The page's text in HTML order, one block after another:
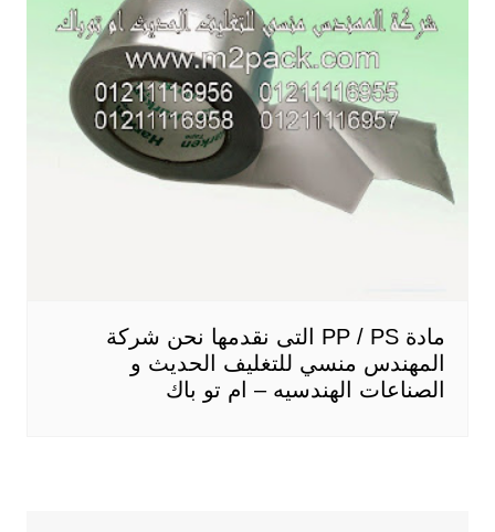
مادة PP / PS التى نقدمها نحن شركة
المهندس منسي للتغليف الحديث و
الصناعات الهندسيه – ام تو باك